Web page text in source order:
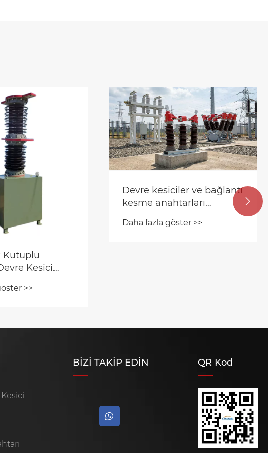
ve bağlantı
>>

BİZİ TAKİP EDİN QR Kod